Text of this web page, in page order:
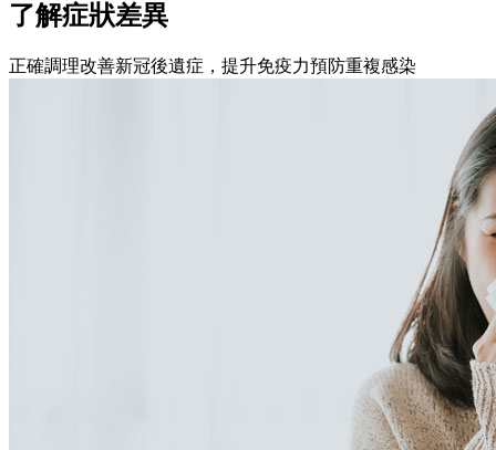
了解症狀差異
正確調理改善新冠後遺症，提升免疫力預防重複感染